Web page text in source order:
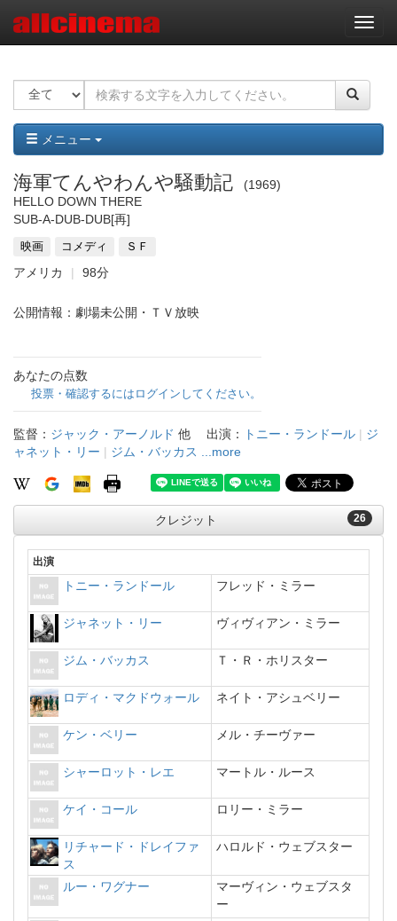
ナ
ビ
ー
ョ
ン
メニュー
海軍てんやわんや騒動記
1969
HELLO DOWN THERE
SUB-A-DUB-DUB[再]
映画 コメディ ＳＦ
アメリカ 98分
公開情報：劇場未公開・ＴＶ放映
あなたの点数
投票・確認するにはログインしてください。
監督： ジャック・アーノルド 他 出演： トニー・ランドール | ジ
ャネット・リー | ジム・バッカス ...more
26
クレジット
出演
トニー・ランドール フレッド・ミラー
ジャネット・リー ヴィヴィアン・ミラー
ジム・バッカス Ｔ・Ｒ・ホリスター
ロディ・マクドウォール ネイト・アシュベリー
ケン・ベリー メル・チーヴァー
シャーロット・レエ マートル・ルース
ケイ・コール ロリー・ミラー
リチャード・ドレイファ
ス
ハロルド・ウェブスター
ルー・ワグナー
マーヴィン・ウェブスタ
ー